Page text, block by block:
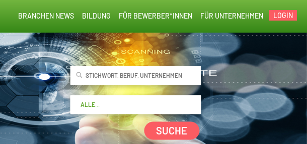
LOGIN
FÜR UNTERNEHMEN
FÜR BEWERBER*INNEN
BILDUNG
BRANCHEN NEWS
SUCHE